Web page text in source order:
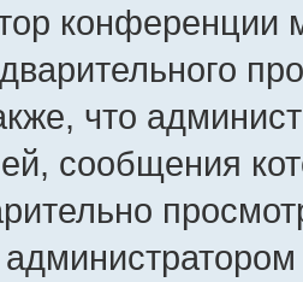
конференции
что
сообщения